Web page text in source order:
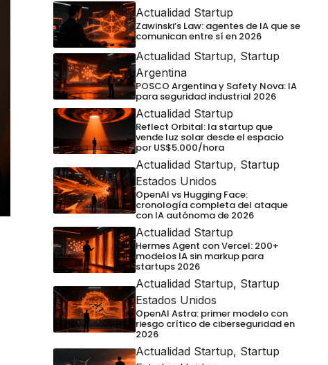
Actualidad Startup
Zawinski’s Law: agentes de IA que se
comunican entre sí en 2026
Actualidad Startup, Startup
Argentina
POSCO Argentina y Safety Nova: IA
para seguridad industrial 2026
Actualidad Startup
Reflect Orbital: la startup que
vende luz solar desde el espacio
por US$5.000/hora
Actualidad Startup, Startup
Estados Unidos
OpenAI vs Hugging Face:
cronología completa del ataque
con IA autónoma de 2026
Actualidad Startup
Hermes Agent con Vercel: 200+
modelos IA sin markup para
startups 2026
Actualidad Startup, Startup
Estados Unidos
OpenAI Astra: primer modelo con
riesgo crítico de ciberseguridad en
2026
Actualidad Startup, Startup